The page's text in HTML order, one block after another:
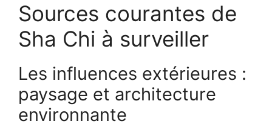
Sources courantes de
Sha Chi à surveiller
Les influences extérieures :
paysage et architecture
environnante